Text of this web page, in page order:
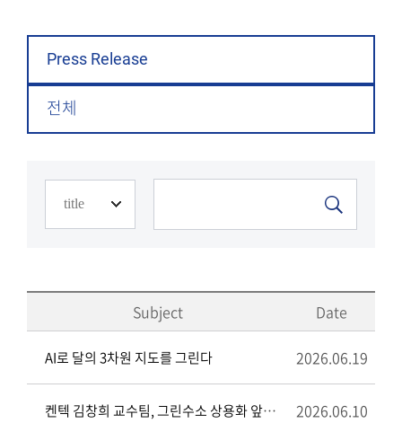
Press Release
전체
Subject Date
AI로 달의 3차원 지도를 그린다 2026.06.19
켄텍 김창희 교수팀, 그린수소 상용화 앞당길 수전해 전극 개발 2026.06.10